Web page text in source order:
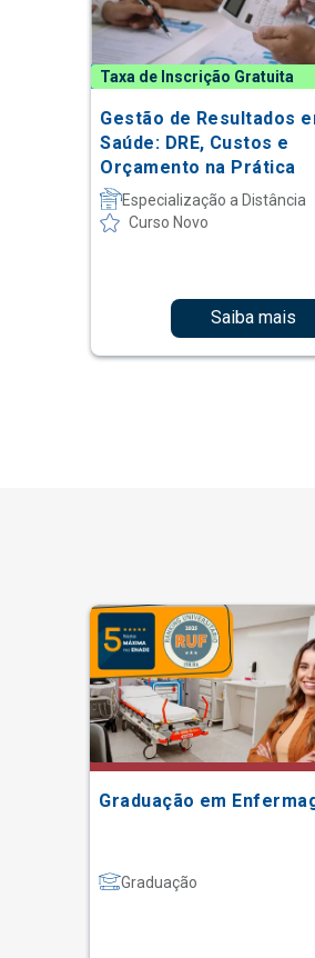
Taxa de Inscrição Gratuita
Gestão de Resultados
Saúde: DRE, Custos e
Orçamento na Prática
Especialização a Distância
Curso Novo
Saiba mais
Graduação em
Graduação